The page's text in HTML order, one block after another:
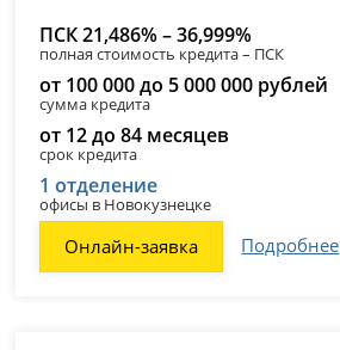
ПСК 21,486% – 36,999%
полная стоимость кредита – ПСК
от 100 000 до 5 000 000 рублей
сумма кредита
от 12 до 84 месяцев
срок кредита
1 отделение
офисы в Новокузнецке
Онлайн-заявка Подробнее